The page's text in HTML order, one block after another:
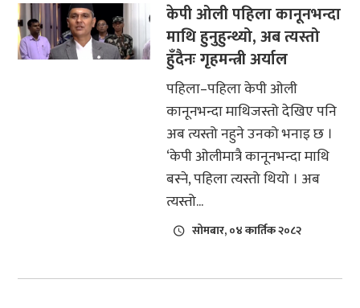
केपी ओली पहिला कानूनभन्दा
माथि हुनुहुन्थ्यो, अब त्यस्तो
हुँदैनः गृहमन्त्री अर्याल
पहिला–पहिला केपी ओली
कानूनभन्दा माथिजस्तो देखिए पनि
अब त्यस्तो नहुने उनको भनाइ छ ।
‘केपी ओलीमात्रै कानूनभन्दा माथि
बस्ने, पहिला त्यस्तो थियो । अब
त्यस्तो...
सोमबार, ०४ कार्तिक २०८२